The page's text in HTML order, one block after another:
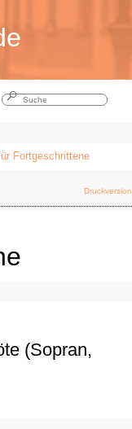
Fortgeschrittene
Druckversion
(Sopran,